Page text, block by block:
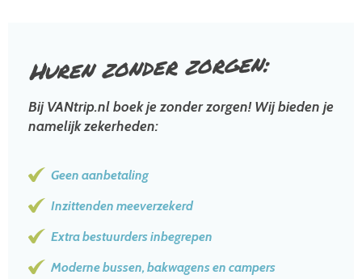
Huren zonderzorgen:
Bij VANtrip.nl boek je zonder zorgen! Wij bieden je
namelijk zekerheden:
Geen aanbetaling
Inzittenden meeverzekerd
Extra bestuurders inbegrepen
Moderne bussen, bakwagens en campers